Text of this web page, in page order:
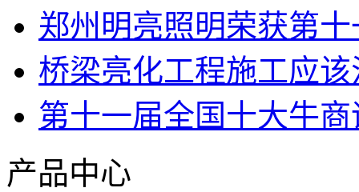
郑州明亮照明荣获第
桥梁亮化工程施工应
第十一届全国十大牛
产品中心